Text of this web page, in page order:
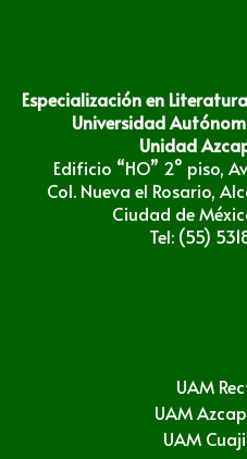
Especialización en
Universidad
Unidad
Edificio “HO” 2° piso,
Col. Nueva el Rosario,
Ciudad de
Tel: (55)
UAM
UAM
UAM